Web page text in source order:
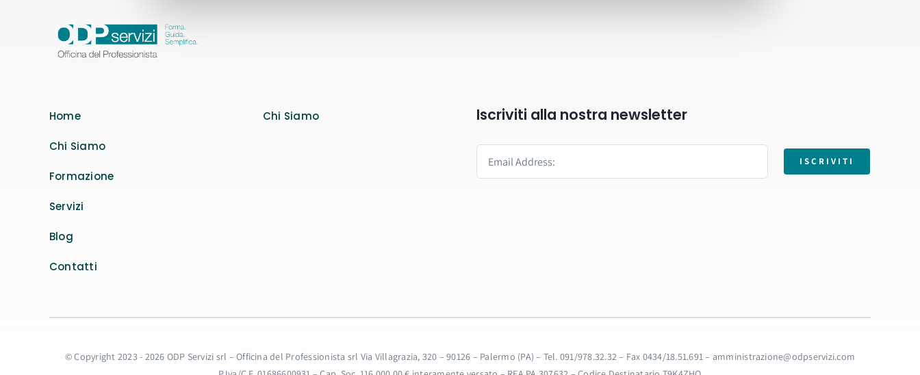
Home
Chi Siamo
Formazione
Servizi
Blog
Contatti
Chi Siamo Iscriviti alla nostra newsletter
ISCRIVITI
© Copyright 2023 - 2026 ODP Servizi srl – Officina del Professionista srl Via Villagrazia, 320 – 90126 – Palermo (PA) – Tel. 091/978.32.32 – Fax 0434/18.51.691 – amministrazione@odpservizi.com